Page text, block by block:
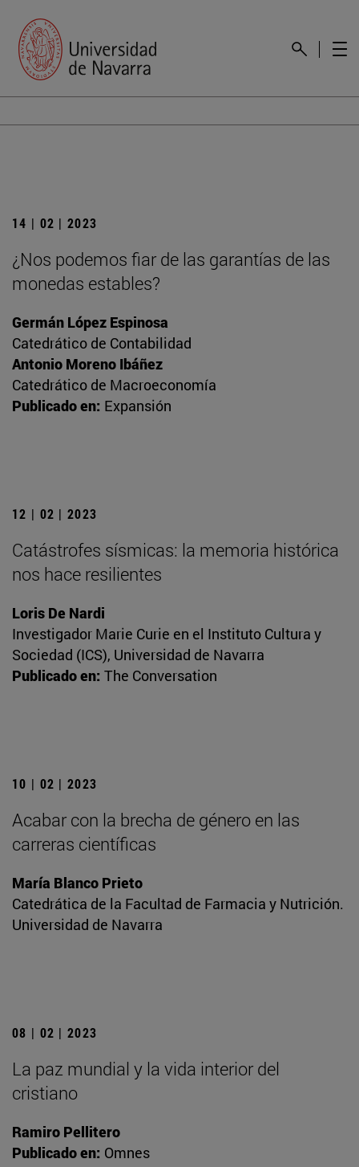
14 | 02 | 2023
¿Nos podemos fiar de las garantías de las
monedas estables?
Germán López Espinosa
Catedrático de Contabilidad
Antonio Moreno Ibáñez
Catedrático de Macroeconomía
Publicado en: Expansión
12 | 02 | 2023
Catástrofes sísmicas: la memoria histórica
nos hace resilientes
Loris De Nardi
Investigador Marie Curie en el Instituto Cultura y
Sociedad (ICS), Universidad de Navarra
Publicado en: The Conversation
10 | 02 | 2023
Acabar con la brecha de género en las
carreras científicas
María Blanco Prieto
Catedrática de la Facultad de Farmacia y Nutrición.
Universidad de Navarra
08 | 02 | 2023
La paz mundial y la vida interior del
cristiano
Ramiro Pellitero
Publicado en: Omnes